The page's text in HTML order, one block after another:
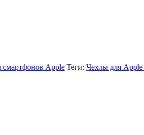
смартфонов Apple Теги: Чехлы для Apple